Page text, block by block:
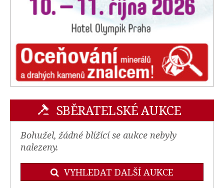
SBĚRATELSKÉ AUKCE
Bohužel, žádné blížící se aukce nebyly
nalezeny.
VYHLEDAT DALŠÍ AUKCE